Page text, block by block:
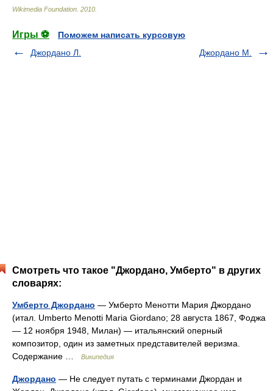
Wikimedia Foundation. 2010.
Игры ⚽
Поможем написать курсовую
Джордано Л.
Джордано М.
Смотреть что такое "Джордано, Умберто" в других
словарях:
Умберто Джордано — Умберто Менотти Мария Джордано
(итал. Umberto Menotti Maria Giordano; 28 августа 1867, Фоджа
― 12 ноября 1948, Милан) ― итальянский оперный
композитор, один из заметных представителей веризма.
Содержание …
Википедия
Джордано — Не следует путать с терминами Джордан и